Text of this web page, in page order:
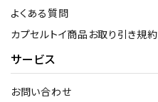
よくある質問
カプセルトイ商品お取り引き規約
サービス
お問い合わせ